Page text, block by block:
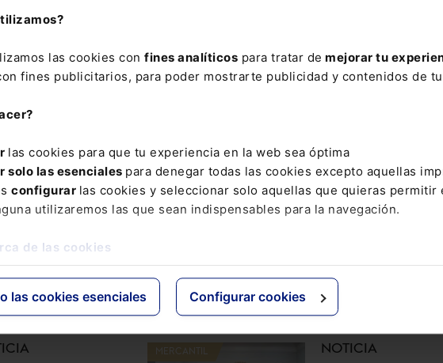
las cookies con fines analíticos para tratar de mejorar tu
fines publicitarios, para poder mostrarte publicidad y contenidos de
las cookies para que tu experiencia en la web sea óptima
solo las esenciales para denegar todas las cookies excepto aquellas
configurar las cookies y seleccionar solo aquellas que quieras permitir
utilizaremos las que sean indispensables para la navegación.
de las cookies
las cookies esenciales Configurar cookies
en fase de
ADMINISTRATIVO NOTICIA
La Audiencia
Provincial de
Baleares juzgará
por blanquear
250.000 euros ...
MERCANTIL NOTICIA